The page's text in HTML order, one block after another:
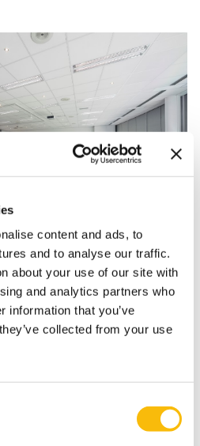
content and ads, to
and to analyse our traffic.
about your use of our site with
and analytics partners who
information that you’ve
collected from your use
+4
in het De Rooij gebouw, zijn
moderne presentatie- en
is uitermate geschikt